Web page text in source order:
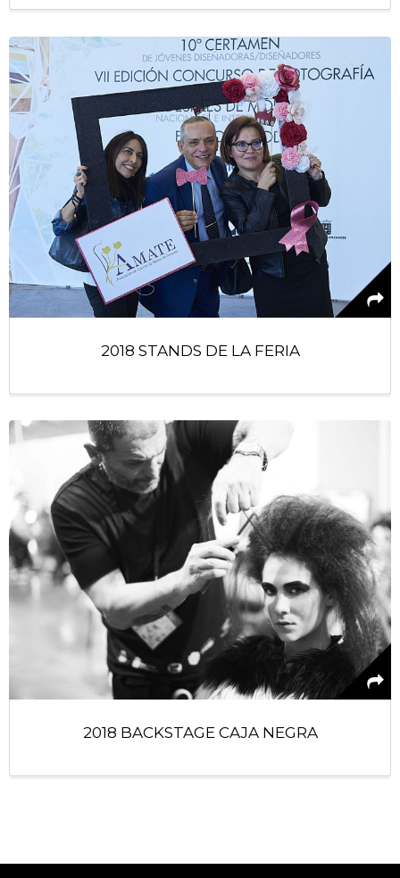
2018 STANDS DE LA FERIA
2018 BACKSTAGE CAJA NEGRA